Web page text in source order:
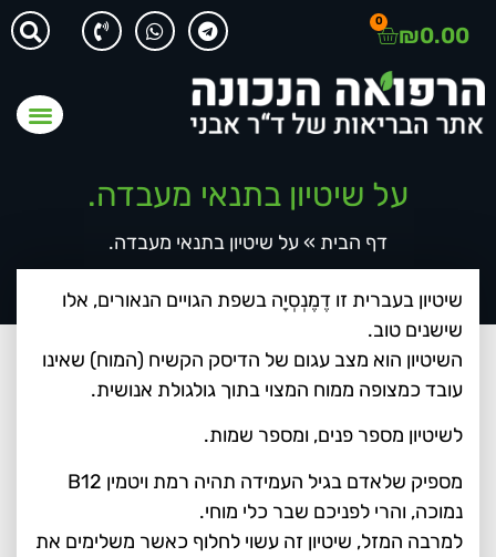
₪0.00
0
על שיטיון בתנאי מעבדה.
דף הבית »על שיטיון בתנאי מעבדה.
שיטיון בעברית זו דֶמֶנְסְיָה בשפת הגויים הנאורים, אלו
שישנים טוב.
השיטיון הוא מצב עגום של הדיסק הקשיח (המוח) שאינו
עובד כמצופה ממוח המצוי בתוך גולגולת אנושית.
לשיטיון מספר פנים, ומספר שמות.
מספיק שלאדם בגיל העמידה תהיה רמת ויטמין B12
נמוכה, והרי לפניכם שבר כלי מוחי.
למרבה המזל, שיטיון זה עשוי לחלוף כאשר משלימים את